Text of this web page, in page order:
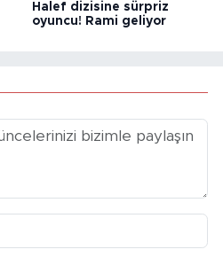
Halef dizisine sürpriz
oyuncu! Rami geliyor